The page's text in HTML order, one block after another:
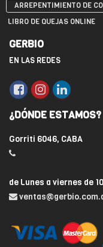
ARREPENTIMIENTO DE
LIBRO DE QUEJAS ONLINE
GERBIO
EN LAS REDES
¿DÓNDE ESTAMOS?
Gorriti 6046, CABA
de Lunes a viernes de